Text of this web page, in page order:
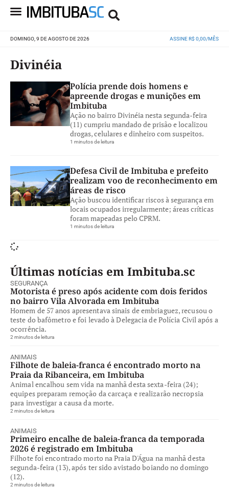
DOMINGO, 9 DE AGOSTO DE 2026 ASSINE R$ 0,00/MÊS
Divinéia
Polícia prende dois homens e
apreende drogas e munições em
Imbituba
Ação no bairro Divinéia nesta segunda-feira
(11) cumpriu mandado de prisão e localizou
drogas, celulares e dinheiro com suspeitos.
1 minutos de leitura
Defesa Civil de Imbituba e prefeito
realizam voo de reconhecimento em
áreas de risco
Ação buscou identificar riscos à segurança em
locais ocupados irregularmente; áreas críticas
foram mapeadas pelo CPRM.
1 minutos de leitura
Últimas notícias em Imbituba.sc
SEGURANÇA
Motorista é preso após acidente com dois feridos
no bairro Vila Alvorada em Imbituba
Homem de 57 anos apresentava sinais de embriaguez, recusou o
teste do bafômetro e foi levado à Delegacia de Polícia Civil após a
ocorrência.
2 minutos de leitura
ANIMAIS
Filhote de baleia-franca é encontrado morto na
Praia da Ribanceira, em Imbituba
Animal encalhou sem vida na manhã desta sexta-feira (24);
equipes preparam remoção da carcaça e realizarão necropsia
para investigar a causa da morte.
2 minutos de leitura
ANIMAIS
Primeiro encalhe de baleia-franca da temporada
2026 é registrado em Imbituba
Filhote foi encontrado morto na Praia D'Água na manhã desta
segunda-feira (13), após ter sido avistado boiando no domingo
(12).
2 minutos de leitura